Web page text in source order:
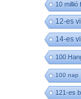
10
12-es
14-es
100
100 nap
121-es